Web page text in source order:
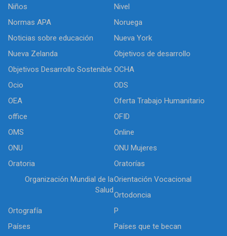
Niños
Nivel
Normas APA
Noruega
Noticias sobre educación
Nueva York
Nueva Zelanda
Objetivos de desarrollo
Objetivos Desarrollo Sostenible OCHA
Ocio
ODS
OEA
Oferta Trabajo Humanitario
office
OFID
OMS
Online
ONU
ONU Mujeres
Oratoria
Oratorías
Organización Mundial de la
Salud
Orientación Vocacional
Ortodoncia
Ortografía
P
Países
Países que te becan